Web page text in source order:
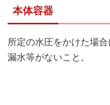
本体容器
所定の水圧をかけた場
漏水等がないこと。